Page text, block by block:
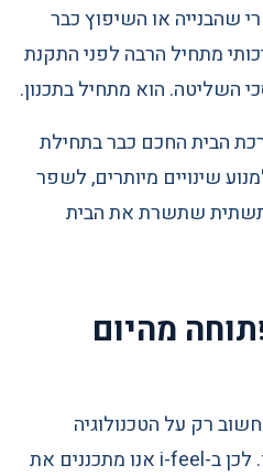
שהבנייה או השיפוץ כבר
מתחיל הרבה לפני התקנת
השליטה. הוא מתחיל בתכנון.
הבית החכם כבר בתחילת
שינויים מיותרים, לשפר
תשתית שתשרת את הבית
מהיום
רק על הטכנולוגיה
הנוכחית, אלא גם על העתיד. לכן ב-i-feel אנו מתכננים את